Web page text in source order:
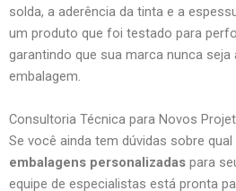
solda, a aderência da tinta e a
um produto que foi testado para
garantindo que sua marca nunca
embalagem.
Consultoria Técnica para Novos
Se você ainda tem dúvidas sobre
embalagens personalizadas para
equipe de especialistas está pronta